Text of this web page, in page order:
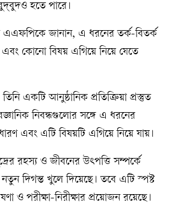
হতে পারে।
এএফপিকে জানান, এ ধরনের তর্ক-বিতর্ক
এবং কোনো বিষয় এগিয়ে নিয়ে যেতে
একটি আনুষ্ঠানিক প্রতিক্রিয়া প্রস্তুত
নিবন্ধগুলোর সঙ্গে এ ধরনের
এবং এটি বিষয়টি এগিয়ে নিয়ে যায়।
রহস্য ও জীবনের উৎপত্তি সম্পর্কে
দিগন্ত খুলে দিয়েছে। তবে এটি স্পষ্ট
ও পরীক্ষা-নিরীক্ষার প্রয়োজন রয়েছে।